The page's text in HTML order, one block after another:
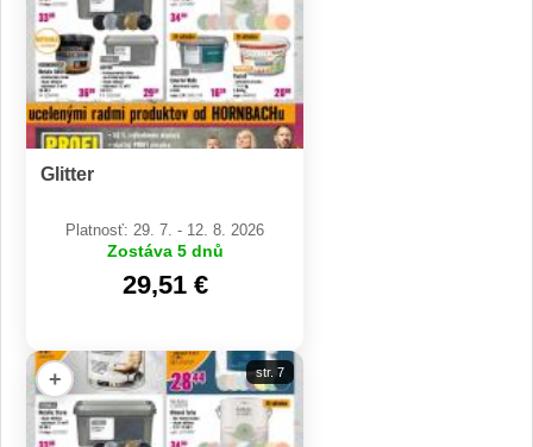
Glitter
Platnosť: 29. 7. - 12. 8. 2026
Zostáva 5 dnů
29,51 €
+ str. 7